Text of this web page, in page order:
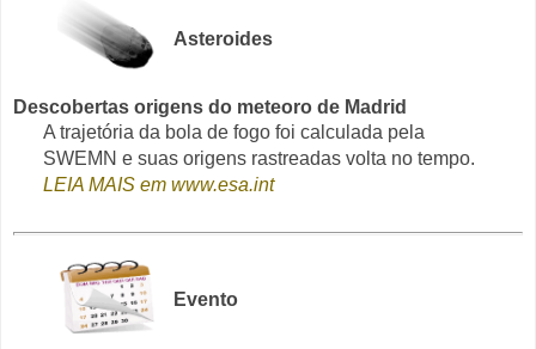
Asteroides
Descobertas origens do meteoro de Madrid
A trajetória da bola de fogo foi calculada pela
SWEMN e suas origens rastreadas volta no tempo.
LEIA MAIS em www.esa.int
Evento